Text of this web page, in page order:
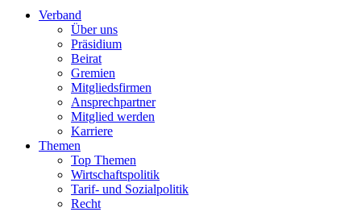
Verband
Über uns
Präsidium
Beirat
Gremien
Mitgliedsfirmen
Ansprechpartner
Mitglied werden
Karriere
Themen
Top Themen
Wirtschaftspolitik
Tarif- und Sozialpolitik
Recht